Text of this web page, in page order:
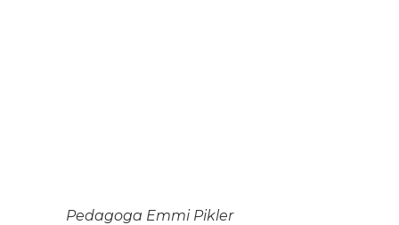
Pedagoga Emmi Pikler